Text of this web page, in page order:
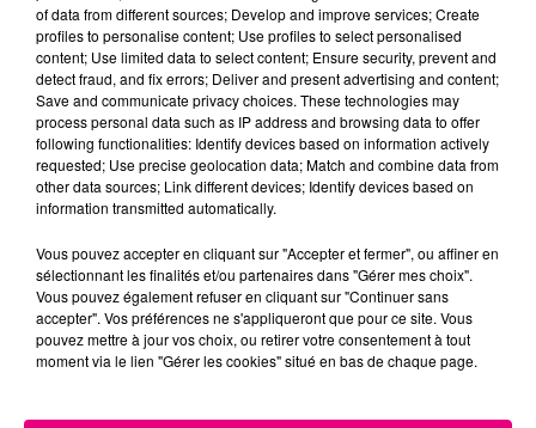
Balance Scorpion Sagittaire
Poissons
of data from different sources; Develop and improve services; Create
profiles to personalise content; Use profiles to select personalised
content; Use limited data to select content; Ensure security, prevent and
detect fraud, and fix errors; Deliver and present advertising and content;
Save and communicate privacy choices. These technologies may
process personal data such as IP address and browsing data to offer
following functionalities: Identify devices based on information actively
requested; Use precise geolocation data; Match and combine data from
other data sources; Link different devices; Identify devices based on
information transmitted automatically.
Vous pouvez accepter en cliquant sur "Accepter et fermer", ou affiner en
sélectionnant les finalités et/ou partenaires dans "Gérer mes choix".
Vous pouvez également refuser en cliquant sur "Continuer sans
accepter". Vos préférences ne s'appliqueront que pour ce site. Vous
pouvez mettre à jour vos choix, ou retirer votre consentement à tout
moment via le lien "Gérer les cookies" situé en bas de chaque page.